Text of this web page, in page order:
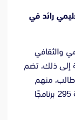
رائد في
والثقافي
إلى ذلك، تضم
15 كلية و84 قسمًا، مع أكثر من 20,000 طالب، منهم
حوالي 3,000 طالب أجنبي. تقدم الجامعة 295 برنامجًا